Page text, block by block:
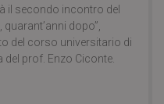
il secondo incontro del
dopo”,
del corso universitario di
del prof. Enzo Ciconte.